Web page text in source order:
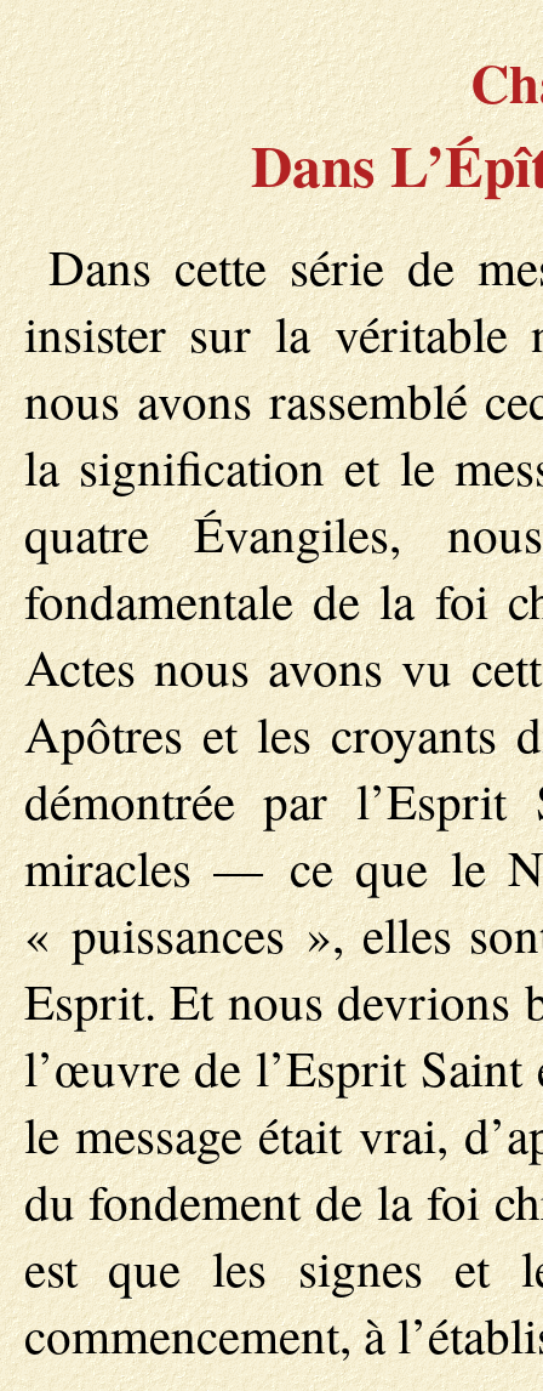
Dans
Dans cette série de
insister sur la véritable
nous avons rassemblé
la signification et le
quatre Évangiles,
fondamentale de la foi
Actes nous avons vu
Apôtres et les croyants
démontrée par
miracles — ce que le
« puissances », elles
Esprit. Et nous devrions
l’œuvre de l’Esprit
le message était vrai,
du fondement de la foi
est que les signes et
commencement, à